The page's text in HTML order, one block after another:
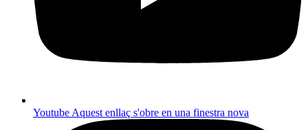
Youtube Aquest enllaç s'obre en una finestra nova